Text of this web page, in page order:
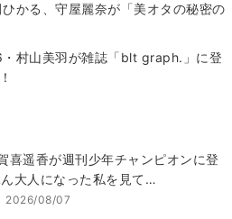
かる、守屋麗奈が「美オタの秘密の
村山美羽が雑誌「blt graph.」に登
喜遥香が週刊少年チャンピオンに登
大人になった私を見て…
2026/08/07